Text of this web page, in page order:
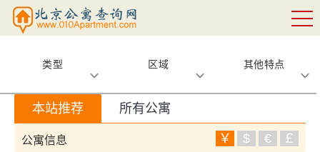
类型 区域 其他特点
本站推荐 所有公寓
公寓信息 ￥ $ € ￡